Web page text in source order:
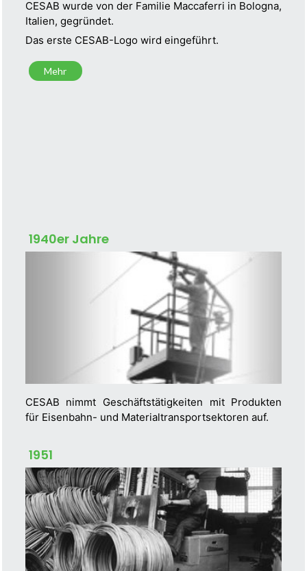
CESAB wurde von der Familie Maccaferri in Bologna,
Italien, gegründet.
Das erste CESAB-Logo wird eingeführt.
Mehr
1940er Jahre
CESAB nimmt Geschäftstätigkeiten mit Produkten
für Eisenbahn- und Materialtransportsektoren auf.
1951